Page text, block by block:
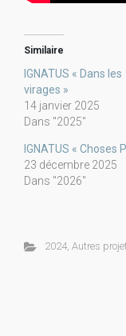
Similaire
IGNATUS « Dans les
virages »
14 janvier 2025
Dans "2025"
IGNATUS « Choses
23 décembre 2025
Dans "2026"
2024, Autres